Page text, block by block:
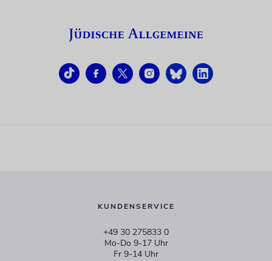
KUNDENSERVICE
+49 30 275833 0
Mo-Do 9-17 Uhr
Fr 9-14 Uhr